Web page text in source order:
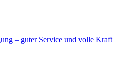
– guter Service und volle Kraft